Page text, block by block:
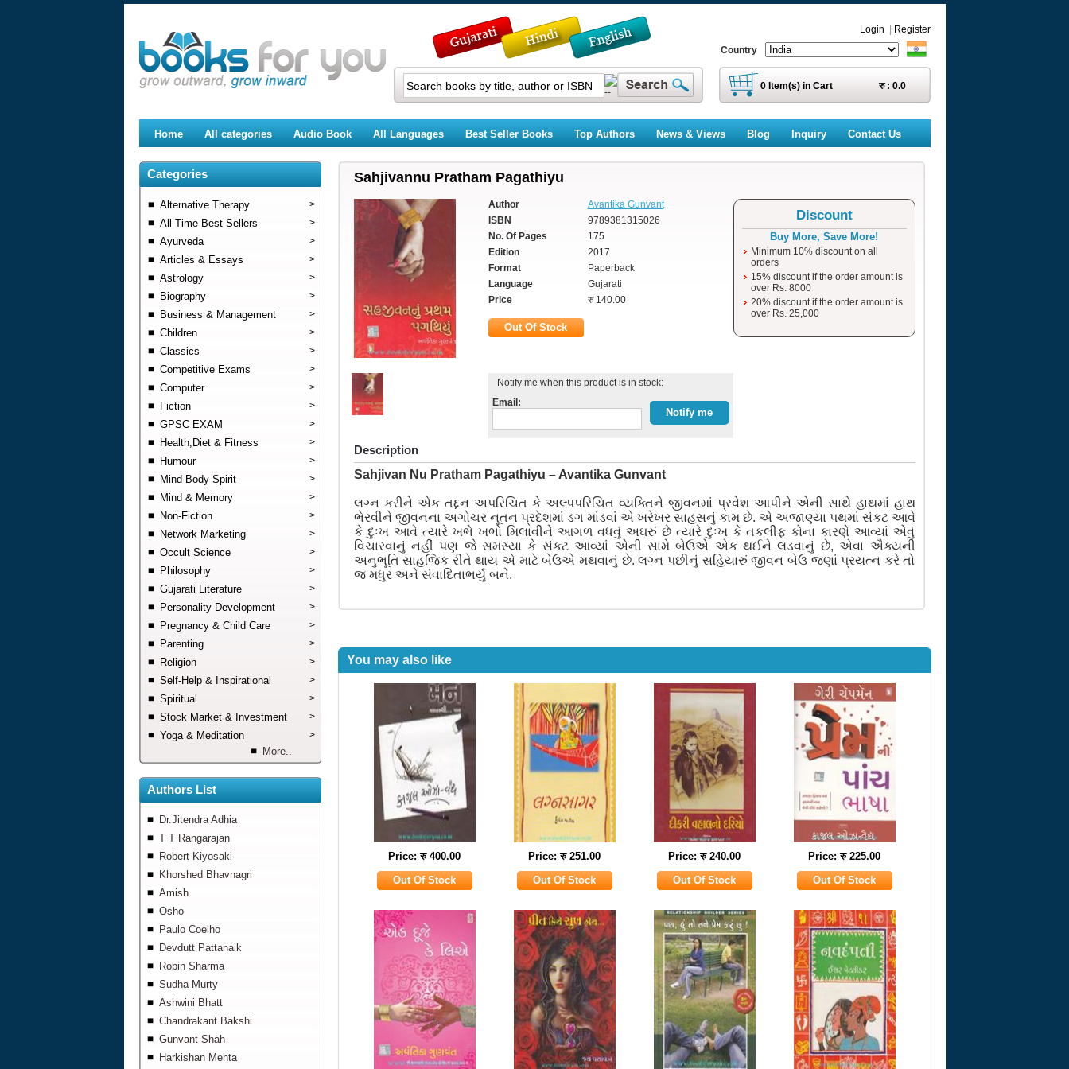
Login
Register
Country
0Item(s) in Cart रु : 0.0
Home All categories Audio Book All Languages Best Seller Books Top Authors News & Views Blog Inquiry Contact Us
Categories
Alternative Therapy >
All Time Best Sellers >
Ayurveda >
Articles & Essays >
Astrology >
Biography >
Business & Management >
Children >
Classics >
Competitive Exams >
Computer >
Fiction >
GPSC EXAM >
Health,Diet & Fitness >
Humour >
Mind-Body-Spirit >
Mind & Memory >
Non-Fiction >
Network Marketing >
Occult Science >
Philosophy >
Gujarati Literature >
Personality Development >
Pregnancy & Child Care >
Parenting >
Religion >
Self-Help & Inspirational >
Spiritual >
Stock Market & Investment >
Yoga & Meditation >
More..
Authors List
Dr.Jitendra Adhia
T T Rangarajan
Robert Kiyosaki
Khorshed Bhavnagri
Amish
Osho
Paulo Coelho
Devdutt Pattanaik
Robin Sharma
Sudha Murty
Ashwini Bhatt
Chandrakant Bakshi
Gunvant Shah
Harkishan Mehta
Sahjivannu Pratham Pagathiyu
Author
Avantika Gunvant
ISBN
9789381315026
No. Of Pages
175
Edition
2017
Format
Paperback
Language
Gujarati
Price
रु 140.00
Discount
Buy More, Save More!
Minimum 10% discount on all
orders
15% discount if the order amount is
over Rs. 8000
20% discount if the order amount is
over Rs. 25,000
Notify me when this product is in stock:
Email:
Description
Sahjivan Nu Pratham Pagathiyu – Avantika Gunvant
લગ્ન કરીને એક તદ્દન અપરિચિત કે અલ્પપરિચિત વ્યક્તિને જીવનમાં પ્રવેશ આપીને એની સાથે હાથમાં હાથ
ભેરવીને જીવનના અગોચર નૂતન પ્રદેશમાં ડગ માંડવાં એ ખરેખર સાહસનું કામ છે. એ અજાણ્યા પથમાં સંકટ આવે
કે દુઃખ આવે ત્યારે ખભે ખભો મિલાવીને આગળ વધવું અઘરું છે ત્યારે દુઃખ કે તકલીફ કોના કારણે આવ્યાં એવું
વિચારવાનું નહીં પણ જે સમસ્યા કે સંકટ આવ્યાં એની સામે બેઉએ એક થઈને લડવાનું છે, એવા ઐક્યની
અનુભૂતિ સાહજિક રીતે થાય એ માટે બેઉએ મથવાનું છે. લગ્ન પછીનું સહિયારું જીવન બેઉ જણાં પ્રયત્ન કરે તો
જ મધુર અને સંવાદિતાભર્યું બને.
You may also like
Price: रु 400.00 Price: रु 251.00 Price: रु 240.00 Price: रु 225.00